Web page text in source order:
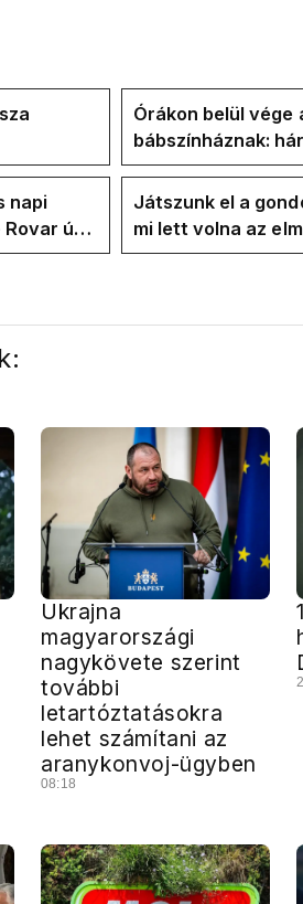
Órákon belül vége
bábszínháznak:
"választ" ma
frakció
napi
Rovar úr
a
Játszunk el a
mi lett volna az
rezsicsökkentés
Ukrajna
magyarországi
nagykövete szerint
további
letartóztatásokra
lehet számítani az
aranykonvoj-ügyben
08:18